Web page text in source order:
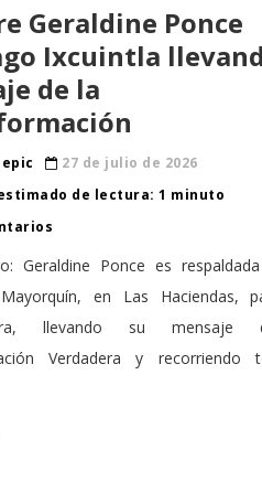
Geraldine Ponce
Ixcuintla
de la
27 de julio de 2026
de lectura: 1 minuto
Geraldine Ponce es
en Las Haciendas,
llevando su
Verdadera y recorriendo